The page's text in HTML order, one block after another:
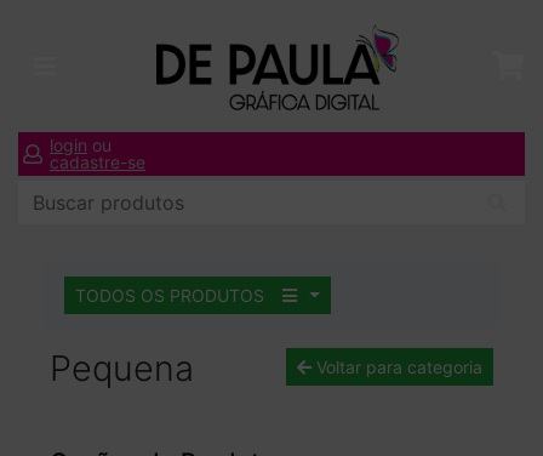
login ou
cadastre-se
TODOS OS PRODUTOS
Pequena Voltar para categoria